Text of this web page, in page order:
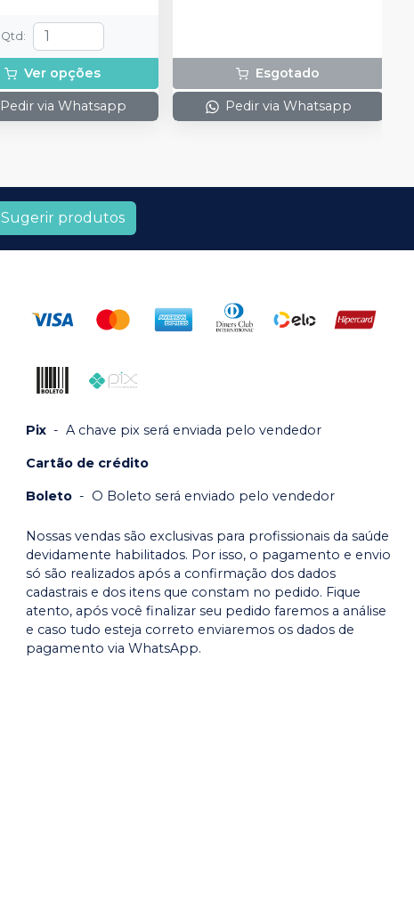
Qtd :
Ver opções
Pedir via Whatsapp
Esgotado
Pedir via Whatsapp
Sugerir produtos
Pix - A chave pix será enviada pelo vendedor
Cartão de crédito
Boleto - O Boleto será enviado pelo vendedor
Nossas vendas são exclusivas para profissionais da saúde
devidamente habilitados. Por isso, o pagamento e envio
só são realizados após a confirmação dos dados
cadastrais e dos itens que constam no pedido. Fique
atento, após você finalizar seu pedido faremos a análise
e caso tudo esteja correto enviaremos os dados de
pagamento via WhatsApp.